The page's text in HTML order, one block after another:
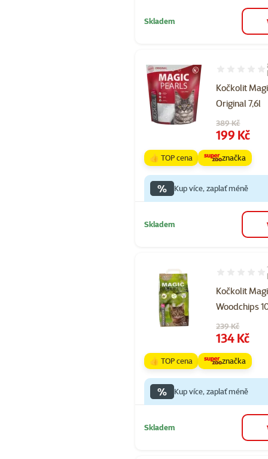
Skladem
Kočkolit
Original 7,6l
Hodnocení
Původní cena
389 Kč
Cena
199 Kč
👍 TOP cena značka
% Kup více, zaplať méně
Skladem
Kočkolit
Woodchips
Hodnocení
Původní cena
239 Kč
Cena
134 Kč
👍 TOP cena značka
% Kup více, zaplať méně
Skladem